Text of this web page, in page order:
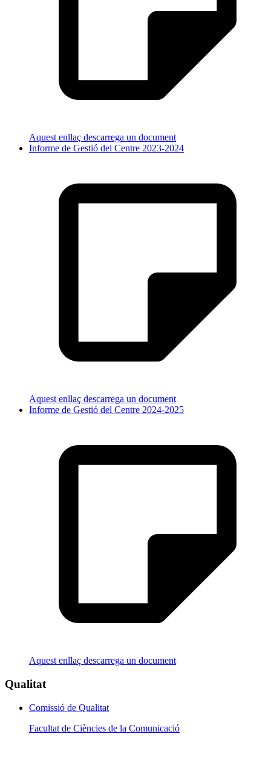
Aquest enllaç descarrega un document
Informe de Gestió del Centre 2023-2024
Aquest enllaç descarrega un document
Informe de Gestió del Centre 2024-2025
Aquest enllaç descarrega un document
Qualitat
Comissió de Qualitat
Facultat de Ciències de la Comunicació